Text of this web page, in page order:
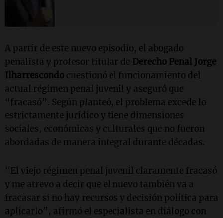
A partir de este nuevo episodio, el abogado
penalista y profesor titular de Derecho Penal Jorge
Ilharrescondo cuestionó el funcionamiento del
actual régimen penal juvenil y aseguró que
“fracasó”. Según planteó, el problema excede lo
estrictamente jurídico y tiene dimensiones
sociales, económicas y culturales que no fueron
abordadas de manera integral durante décadas.
“El viejo régimen penal juvenil claramente fracasó
y me atrevo a decir que el nuevo también va a
fracasar si no hay recursos y decisión política para
aplicarlo”, afirmó el especialista en diálogo con